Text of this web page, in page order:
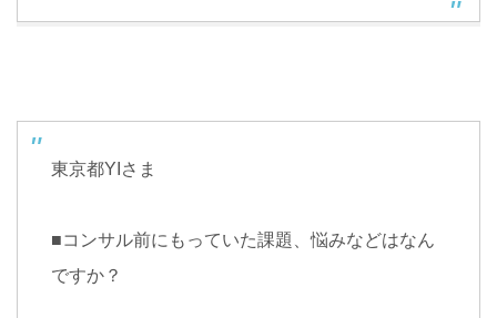
東京都YI さま
■コンサル前にもっていた課題、悩みなどはなん
ですか？